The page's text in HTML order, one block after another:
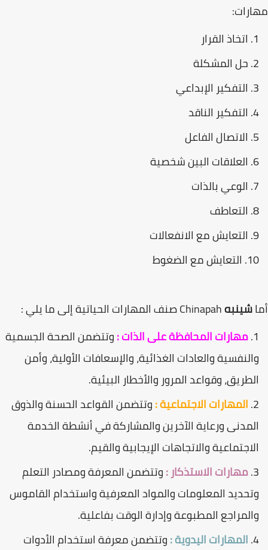
مهارات:
اتخاذ القرار
حل المشكلة
التفكير الإبداعي
التفكير الناقد
الاتصال الفاعل
العلاقات البين شخصية
الوعي بالذات
التعاطف
التعايش مع الانفعالات
التعايش مع الضغوط
أماشينبهChinapah صنف المهارات الحياتية إلى ما يلي :
مهارات المحافظة على الذات :وتتضمن الصحة الجسمية
والنفسية والعادات الغذائية، والإسعافات الأولية، وأمن
الطريق، وقواعد المرور والأخطار البيئية.
المهارات الاجتماعية :وتتضمن القواعد الحسنة والذوق
المدنى ورعاية الآخرين والمشاركة في أنشطة الخدمة
الاجتماعية والاتجاهات الإيجابية والقيم.
مهارات الاستذكار :وتتضمن المعرفة ومصادر التعلم
وتحديد المعلومات والمواد المعرفية واستخدام القاموس
والمراجع المطبوعة وإدارة الوقت بفاعلية.
المهارات اليدوية :وتتضمن معرفة استخدام الأدوات